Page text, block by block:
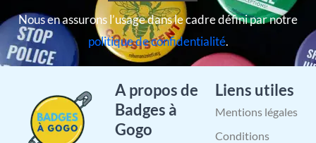
Nous en assurons l’usage dans le cadre défini par notre
politique de confidentialité.
A propos de
Badges à
Gogo
Liens utiles
Mentions légales
Conditions